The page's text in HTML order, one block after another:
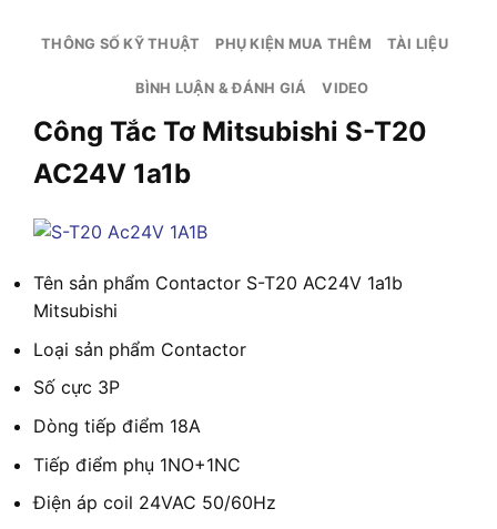
THÔNG SỐ KỸ THUẬT PHỤ KIỆN MUA THÊM TÀI LIỆU
BÌNH LUẬN & ĐÁNH GIÁ VIDEO
Công Tắc Tơ Mitsubishi S-T20
AC24V 1a1b
Tên sản phẩm Contactor S-T20 AC24V 1a1b
Mitsubishi
Loại sản phẩm Contactor
Số cực 3P
Dòng tiếp điểm 18A
Tiếp điểm phụ 1NO+1NC
Điện áp coil 24VAC 50/60Hz